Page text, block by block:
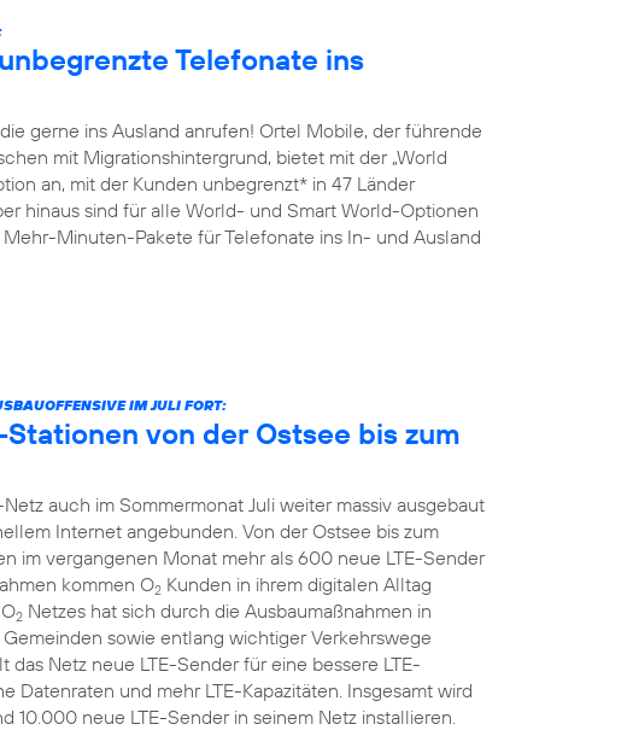
Telefonate ins
gerne ins Ausland anrufen! Ortel Mobile, der führende
mit Migrationshintergrund, bietet mit der „World
an, mit der Kunden unbegrenzt* in 47 Länder
hinaus sind für alle World- und Smart World-Optionen
Minuten-Pakete für Telefonate ins In- und Ausland
IM JULI FORT:
von der Ostsee bis zum
auch im Sommermonat Juli weiter massiv ausgebaut
Internet angebunden. Von der Ostsee bis zum
im vergangenen Monat mehr als 600 neue LTE-Sender
kommen O2 Kunden in ihrem digitalen Alltag
2 Netzes hat sich durch die Ausbaumaßnahmen in
sowie entlang wichtiger Verkehrswege
Netz neue LTE-Sender für eine bessere LTE-
und mehr LTE-Kapazitäten. Insgesamt wird
10.000 neue LTE-Sender in seinem Netz installieren.